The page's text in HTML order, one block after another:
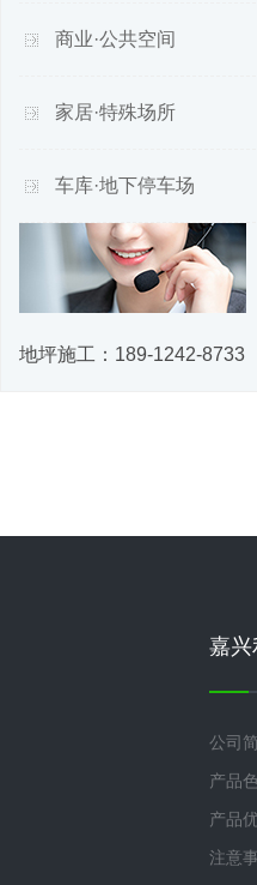
商业·公共空间
家居·特殊场所
车库·地下停车场
地坪施工： 189-1242-8733
嘉兴
公司
产品
产品
注意